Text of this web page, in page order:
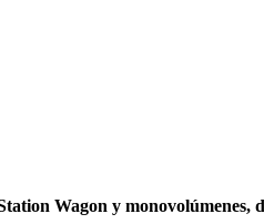
Wagon y